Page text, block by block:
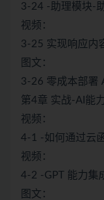
3-24 -助理模块-
视频：
3-25 实现响应内
图文：
3-26 零成本部署
第4章 实战-AI能
视频：
4-1 -如何通过云
视频：
4-2 -GPT 能力集
图文：